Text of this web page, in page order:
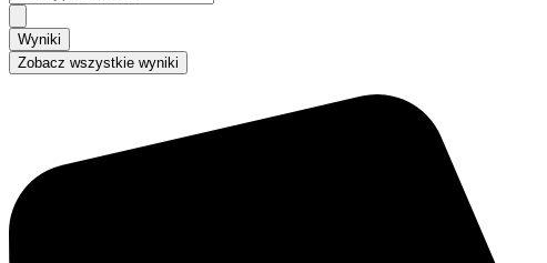
...
Wyniki
Zobacz wszystkie wyniki